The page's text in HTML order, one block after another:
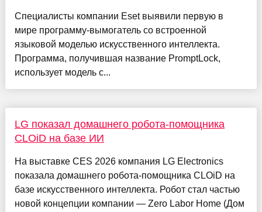
Специалисты компании Eset выявили первую в
мире программу-вымогатель со встроенной
языковой моделью искусственного интеллекта.
Программа, получившая название PromptLock,
использует модель с...
LG показал домашнего робота-помощника
CLOiD на базе ИИ
На выставке CES 2026 компания LG Electronics
показала домашнего робота-помощника CLOiD на
базе искусственного интеллекта. Робот стал частью
новой концепции компании — Zero Labor Home (Дом